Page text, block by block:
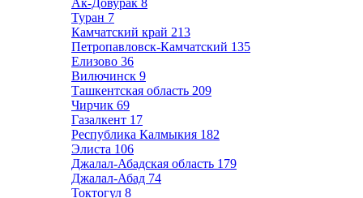
Ак-Довурак 8
Туран 7
Камчатский край 213
Петропавловск-Камчатский 135
Елизово 36
Вилючинск 9
Ташкентская область 209
Чирчик 69
Газалкент 17
Республика Калмыкия 182
Элиста 106
Джалал-Абадская область 179
Джалал-Абад 74
Токтогул 8